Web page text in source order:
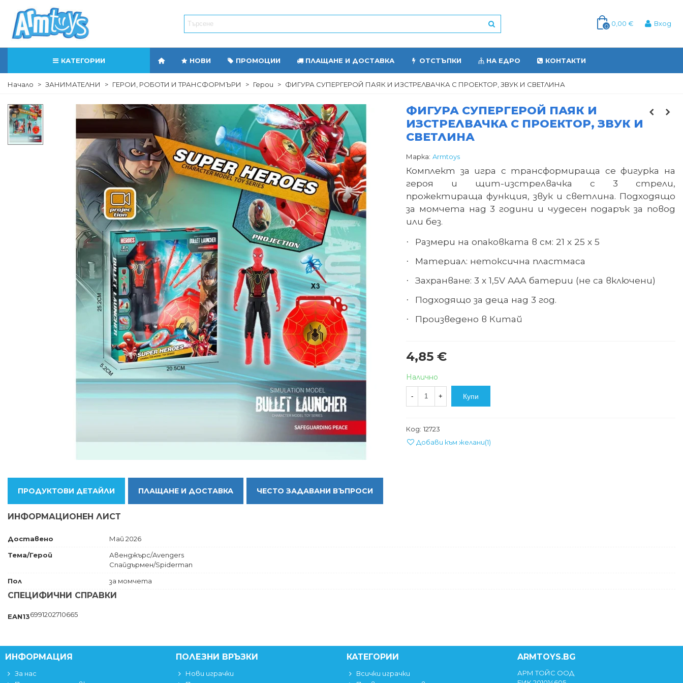
0 0,00 € Вход
КАТЕГОРИИ НОВИ ПРОМОЦИИ ПЛАЩАНЕ И ДОСТАВКА ОТСТЪПКИ НА ЕДРО КОНТАКТИ
Начало > ЗАНИМАТЕЛНИ > ГЕРОИ, РОБОТИ И ТРАНСФОРМЪРИ > Герои > ФИГУРА СУПЕРГЕРОЙ ПАЯК И ИЗСТРЕЛВАЧКА С ПРОЕКТОР, ЗВУК И СВЕТЛИНА
ФИГУРА СУПЕРГЕРОЙ ПАЯК И
ИЗСТРЕЛВАЧКА С ПРОЕКТОР, ЗВУК И
СВЕТЛИНА
Марка: Armtoys
Комплект за игра с трансформираща се фигурка на
героя и щит-изстрелвачка с 3 стрели,
прожектираща функция, звук и светлина. Подходящо
за момчета над 3 години и чудесен подарък за повод
или без.
· Размери на опаковката в см: 21 х 25 х 5
· Материал: нетоксична пластмаса
· Захранване: 3 х 1,5V AAА батерии (не са включени)
· Подходящо за деца над 3 год.
· Произведено в Китай
4,85 €
Налично
- + Купи
Код: 12723
Добави към желани(1)
ПРОДУКТОВИ ДЕТАЙЛИ ПЛАЩАНЕ И ДОСТАВКА ЧЕСТО ЗАДАВАНИ ВЪПРОСИ
ИНФОРМАЦИОНЕН ЛИСТ
Доставено
Май 2026
Тема/Герой
Авенджърс/Avengers
Спайдърмен/Spiderman
Пол
за момчета
СПЕЦИФИЧНИ СПРАВКИ
EAN136991202710665
ИНФОРМАЦИЯ
За нас
ПОЛЕЗНИ ВРЪЗКИ
Нови играчки
КАТЕГОРИИ
Всички играчки
ARMTOYS.BG
АРМ ТОЙС ООД